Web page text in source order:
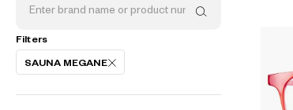
Filters
SAUNA MEGANE